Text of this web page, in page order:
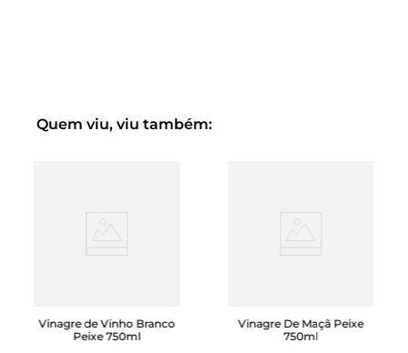
Quem viu, viu também:
Vinagre de Vinho Branco
Peixe 750ml
Vinagre De Maçã Peixe
750ml